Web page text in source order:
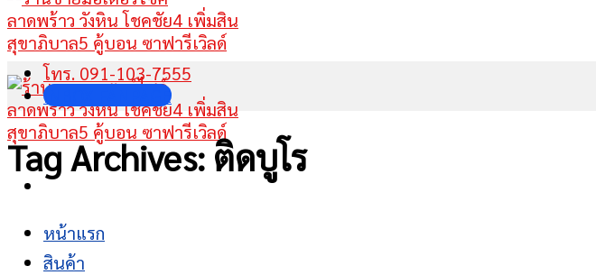
หน้าแรก
สินค้า
โทร. 091-103-7555
INBOX FANPAGE
Tag Archives: ติดบูโร